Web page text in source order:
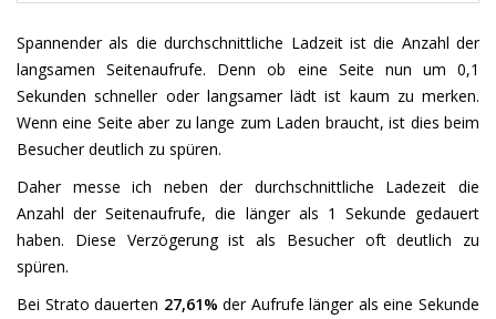
Spannender als die durchschnittliche Ladzeit ist die Anzahl der
langsamen Seitenaufrufe. Denn ob eine Seite nun um 0,1
Sekunden schneller oder langsamer lädt ist kaum zu merken.
Wenn eine Seite aber zu lange zum Laden braucht, ist dies beim
Besucher deutlich zu spüren.
Daher messe ich neben der durchschnittliche Ladezeit die
Anzahl der Seitenaufrufe, die länger als 1 Sekunde gedauert
haben. Diese Verzögerung ist als Besucher oft deutlich zu
spüren.
Bei Strato dauerten 27,61% der Aufrufe länger als eine Sekunde